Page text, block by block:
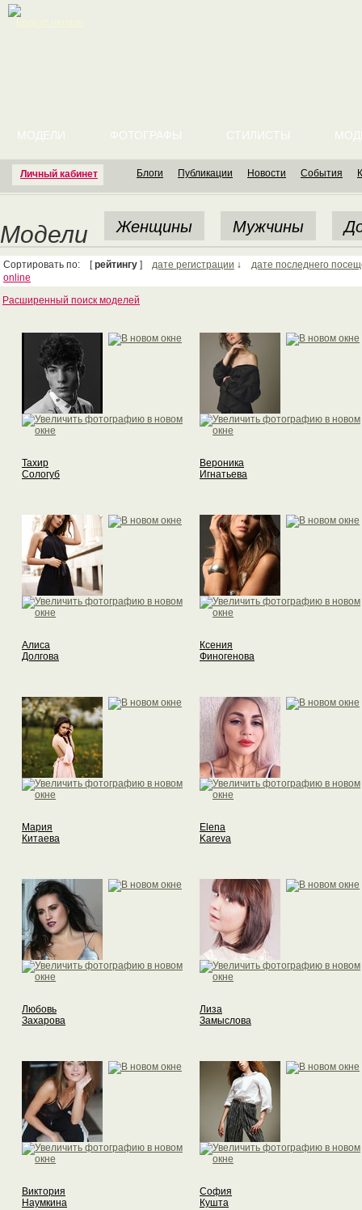
Личный кабинет
МОДЕЛИ ФОТОГРАФЫ СТИЛИСТЫ
Блоги Публикации Новости События
Модели Женщины Мужчины
Сортировать по: [рейтингу ] дате регистрации ↓ дате последнего
online
Расширенный поиск моделей
Тахир
Сологуб
Вероника
Игнатьева
Алиса
Долгова
Ксения
Финогенова
Мария
Китаева
Elena
Kareva
Любовь
Захарова
Лиза
Замыслова
Виктория
Наумкина
София
Кушта